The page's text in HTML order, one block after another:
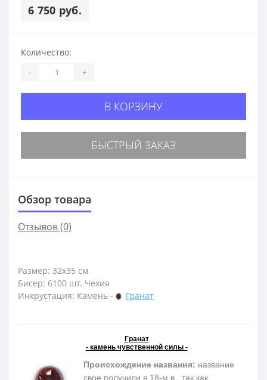
6 750 руб.
Количество:
- +
В КОРЗИНУ
БЫСТРЫЙ ЗАКАЗ
Обзор товара
Отзывов (0)
Размер: 32х35 см
Бисер: 6100 шт. Чехия
Инкрустация: Камень -
Гранат
Гранат
- камень чувственной силы -
Происхождение названия: название
свое получили в 18-м в., так как